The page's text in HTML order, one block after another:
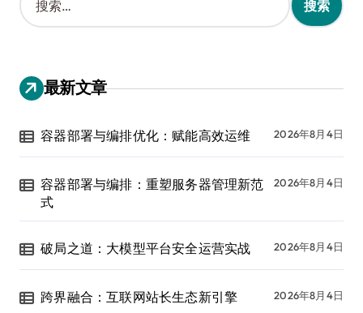
索
：
最新文章
容器部署与编排优化：赋能高效运维 2026年8月4日
容器部署与编排：重塑服务器管理新范
式
2026年8月4日
破局之道：大模型平台安全运营实战 2026年8月4日
跨界融合：互联网站长生态新引擎 2026年8月4日